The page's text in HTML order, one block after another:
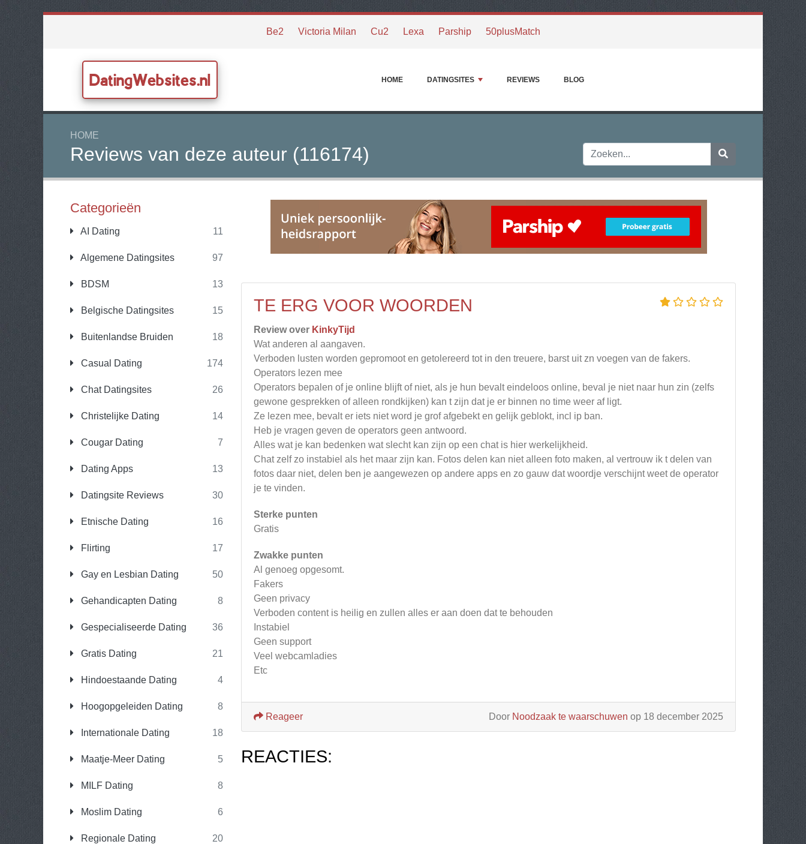
Be2 Victoria Milan Cu2 Lexa Parship 50plusMatch
DatingWebsites.nl HOME DATINGSITES REVIEWS BLOG
HOME
Reviews van deze auteur (116174)
Categorieën
AI Dating 11
Algemene Datingsites 97
BDSM 13
Belgische Datingsites 15
Buitenlandse Bruiden 18
Casual Dating 174
Chat Datingsites 26
Christelijke Dating 14
Cougar Dating 7
Dating Apps 13
Datingsite Reviews 30
Etnische Dating 16
Flirting 17
Gay en Lesbian Dating 50
Gehandicapten Dating 8
Gespecialiseerde Dating 36
Gratis Dating 21
Hindoestaande Dating 4
Hoogopgeleiden Dating 8
Internationale Dating 18
Maatje-Meer Dating 5
MILF Dating 8
Moslim Dating 6
Regionale Dating 20
TE ERG VOOR WOORDEN
Review over KinkyTijd
Wat anderen al aangaven.
Verboden lusten worden gepromoot en getolereerd tot in den treuere, barst uit zn voegen van de fakers.
Operators lezen mee
Operators bepalen of je online blijft of niet, als je hun bevalt eindeloos online, beval je niet naar hun zin (zelfs
gewone gesprekken of alleen rondkijken) kan t zijn dat je er binnen no time weer af ligt.
Ze lezen mee, bevalt er iets niet word je grof afgebekt en gelijk geblokt, incl ip ban.
Heb je vragen geven de operators geen antwoord.
Alles wat je kan bedenken wat slecht kan zijn op een chat is hier werkelijkheid.
Chat zelf zo instabiel als het maar zijn kan. Fotos delen kan niet alleen foto maken, al vertrouw ik t delen van
fotos daar niet, delen ben je aangewezen op andere apps en zo gauw dat woordje verschijnt weet de operator
je te vinden.
Sterke punten
Gratis
Zwakke punten
Al genoeg opgesomt.
Fakers
Geen privacy
Verboden content is heilig en zullen alles er aan doen dat te behouden
Instabiel
Geen support
Veel webcamladies
Etc
Door Noodzaak te waarschuwen op 18 december 2025
Reageer
REACTIES: